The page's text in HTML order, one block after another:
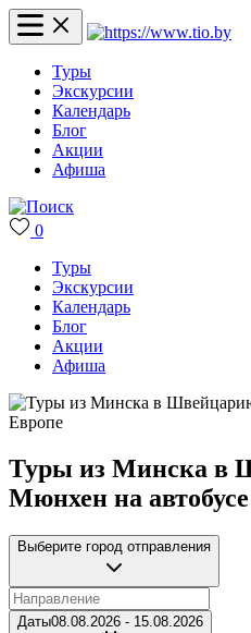
Туры
Экскурсии
Календарь
Блог
Акции
Афиша
0
Туры
Экскурсии
Календарь
Блог
Акции
Афиша
Туры из Минска в
Мюнхен на
Выберите город отправления
Даты08.08.2026 - 15.08.2026